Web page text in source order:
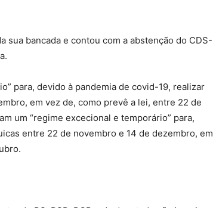
sua bancada e contou com a abstenção do CDS-
para, devido à pandemia de covid-19, realizar
em vez de, como prevê a lei, entre 22 de
um “regime excecional e temporário” para,
entre 22 de novembro e 14 de dezembro, em